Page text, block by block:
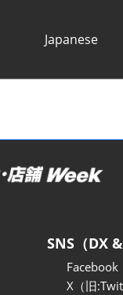
Japanese
SNS（DX
Facebook
X（旧